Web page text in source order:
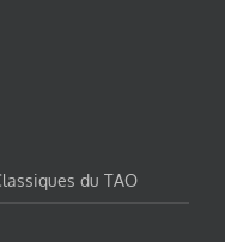
du TAO